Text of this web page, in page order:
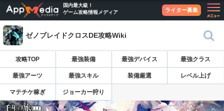
国内最大級！
ゲーム攻略情報メディア
ライター募集
ゼノブレイドクロスDE攻略Wiki
攻略TOP 最強装備 最強デバイス 最強クラス
最強アーツ 最強スキル 装備厳選 レベル上げ
マテチケ稼ぎ ジョーカー狩り